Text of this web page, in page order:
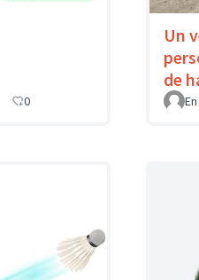
0
Un
de